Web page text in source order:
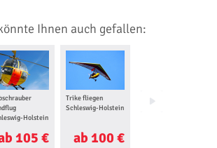
Ihnen auch gefallen:
Holstein
105 €
Trike fliegen
Schleswig-Holstein
ab 100 €
Flugzeug selber